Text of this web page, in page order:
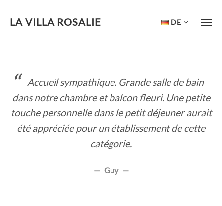
content
LA VILLA ROSALIE DE
Accueil sympathique. Grande salle de bain
dans notre chambre et balcon fleuri. Une petite
touche personnelle dans le petit déjeuner aurait
été appréciée pour un établissement de cette
catégorie.
Guy